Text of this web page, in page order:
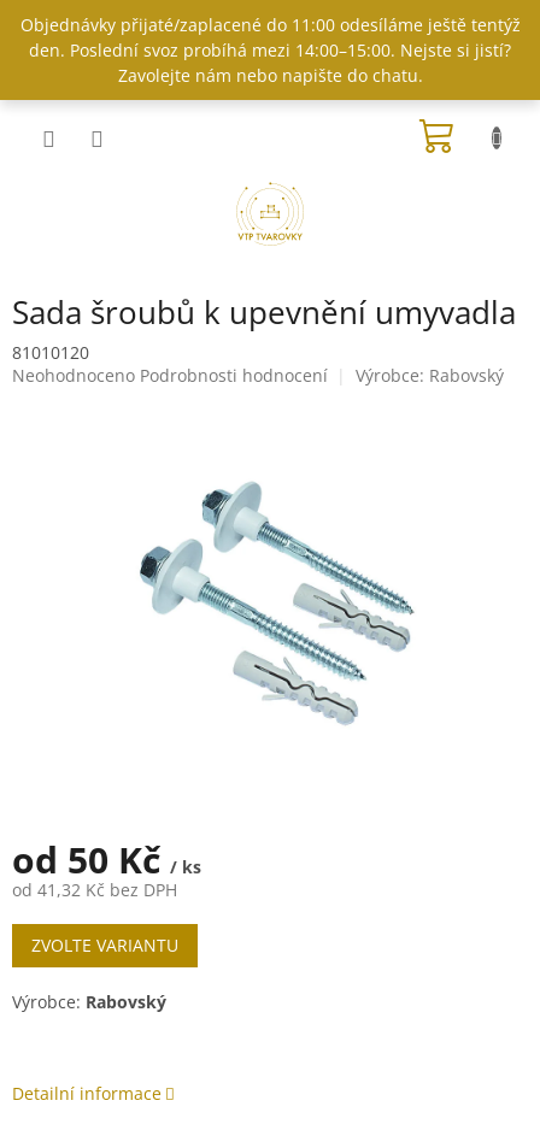
obsah
Objednávky přijaté/zaplacené do 11:00 odesíláme ještě tentýž
den. Poslední svoz probíhá mezi 14:00–15:00. Nejste si jistí?
Zavolejte nám nebo napište do chatu.
Sada šroubů k upevnění umyvadla
81010120
Průměrné
Neohodnoceno Podrobnosti hodnocení Výrobce: Rabovský
od 50 Kč / ks
od 41,32 Kč bez DPH
Měrná
cena:
ZVOLTE VARIANTU
Výrobce: Rabovský
Detailní informace